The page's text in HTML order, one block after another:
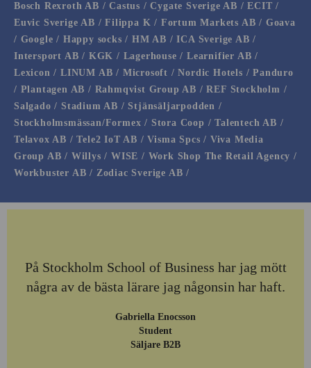
Bosch Rexroth AB / Castus / Cygate Sverige AB / ECIT /
Euvic Sverige AB / Filippa K / Fortum Markets AB / Goava
/ Google / Happy socks / HM AB / ICA Sverige AB /
Intersport AB / KGK / Lagerhouse / Learnifier AB /
Lexicon / LINUM AB / Microsoft / Nordic Hotels / Panduro
/ Plantagen AB / Rahmqvist Group AB / REF Stockholm /
Salgado / Stadium AB / Stjänsäljarpodden /
Stockholmsmässan/Formex / Stora Coop / Talentech AB /
Telavox AB / Tele2 IoT AB / Visma Spcs / Viva Media
Group AB / Willys / WISE / Work Shop The Retail Agency /
Workbuster AB / Zodiac Sverige AB /
På Stockholm School of Business har jag mött
några av de bästa lärare jag någonsin har haft.
Gabriella Enocsson
Student
Säljare B2B